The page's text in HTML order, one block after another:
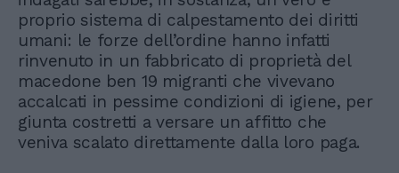
proprio sistema di calpestamento dei diritti
umani: le forze dell’ordine hanno infatti
rinvenuto in un fabbricato di proprietà del
macedone ben 19 migranti che vivevano
accalcati in pessime condizioni di igiene, per
giunta costretti a versare un affitto che
veniva scalato direttamente dalla loro paga.